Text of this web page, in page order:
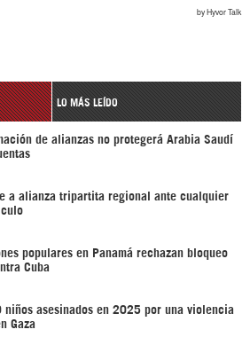
LO MÁS LEÍDO
de alianzas no protegerá Arabia Saudí
a alianza tripartita regional ante cualquier
populares en Panamá rechazan bloqueo
Cuba
niños asesinados en 2025 por una violencia
Gaza